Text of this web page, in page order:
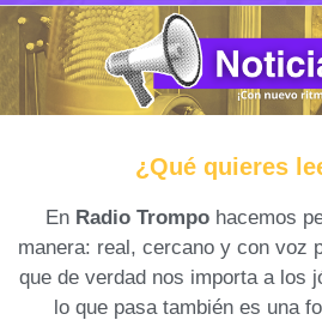
¿Qué quieres
En Radio Trompo hacemos
manera: real, cercano y con voz
que de verdad nos importa a los
lo que pasa también es una